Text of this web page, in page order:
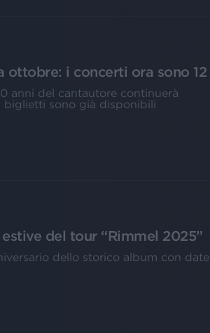
ottobre: i concerti ora sono 12
anni del cantautore continuerà
biglietti sono già disponibili
del tour “Rimmel 2025”
dello storico album con date